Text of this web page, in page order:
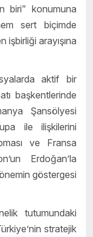
biri” konumuna
sert biçimde
işbirliği arayışına
aktif bir
başkentlerinde
Şansölyesi
ile ilişkilerini
ve Fransa
Erdoğan’la
göstergesi
tutumundaki
stratejik